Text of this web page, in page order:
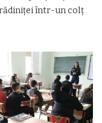
într-un colț